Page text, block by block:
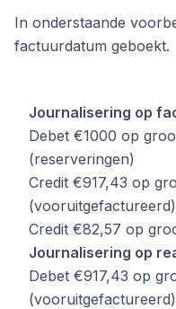
In onderstaande
factuurdatum geboekt.
Journalisering op
Debet €1000 op
(reserveringen)
Credit €917,43 op
(vooruitgefactureerd)
Credit €82,57 op
Journalisering op
Debet €917,43 op
(vooruitgefactureerd)